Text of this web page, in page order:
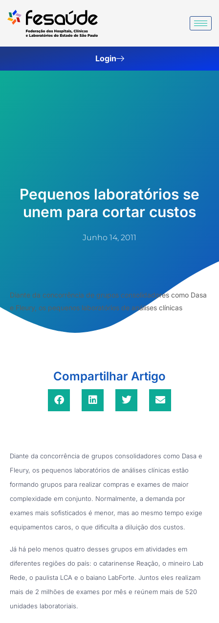
para
Login
Pequenos laboratórios se
unem para cortar custos
Junho 14, 2011
Diante da concorrência de grupos consolidadores como Dasa
e Fleury, os pequenos laboratórios de análises clínicas
Compartilhar Artigo
Diante da concorrência de grupos consolidadores como Dasa e
Fleury, os pequenos laboratórios de análises clínicas estão
formando grupos para realizar compras e exames de maior
complexidade em conjunto. Normalmente, a demanda por
exames mais sofisticados é menor, mas ao mesmo tempo exige
equipamentos caros, o que dificulta a diluição dos custos.
Já há pelo menos quatro desses grupos em atividades em
diferentes regiões do país: o catarinense Reação, o mineiro Lab
Rede, o paulista LCA e o baiano LabForte. Juntos eles realizam
mais de 2 milhões de exames por mês e reúnem mais de 520
unidades laboratoriais.